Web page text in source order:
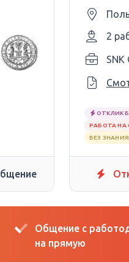
2
SNK
ОТКЛИК
РАБОТА НА
БЕЗ
Общение с
на прямую